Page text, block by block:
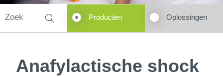
Producten Oplossingen
Anafylactische shock